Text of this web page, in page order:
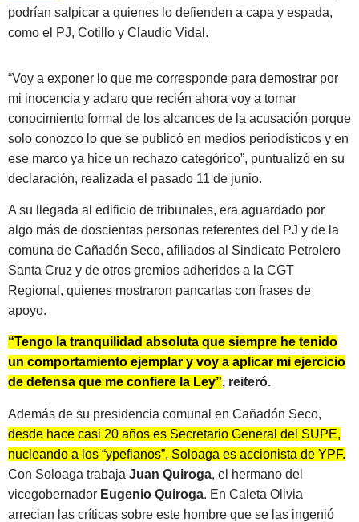
podrían salpicar a quienes lo defienden a capa y espada,
como el PJ, Cotillo y Claudio Vidal.
“Voy a exponer lo que me corresponde para demostrar por
mi inocencia y aclaro que recién ahora voy a tomar
conocimiento formal de los alcances de la acusación porque
solo conozco lo que se publicó en medios periodísticos y en
ese marco ya hice un rechazo categórico”, puntualizó en su
declaración, realizada el pasado 11 de junio.
A su llegada al edificio de tribunales, era aguardado por
algo más de doscientas personas referentes del PJ y de la
comuna de Cañadón Seco, afiliados al Sindicato Petrolero
Santa Cruz y de otros gremios adheridos a la CGT
Regional, quienes mostraron pancartas con frases de
apoyo.
“Tengo la tranquilidad absoluta que siempre he tenido
un comportamiento ejemplar y voy a aplicar mi ejercicio
de defensa que me confiere la Ley”, reiteró.
Además de su presidencia comunal en Cañadón Seco,
desde hace casi 20 años es Secretario General del SUPE,
nucleando a los “ypefianos”, Soloaga es accionista de YPF.
Con Soloaga trabaja Juan Quiroga, el hermano del
vicegobernador Eugenio Quiroga. En Caleta Olivia
arrecian las críticas sobre este hombre que se las ingenió